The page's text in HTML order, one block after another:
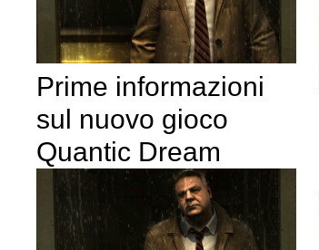
Prime informazioni
sul nuovo gioco
Quantic Dream